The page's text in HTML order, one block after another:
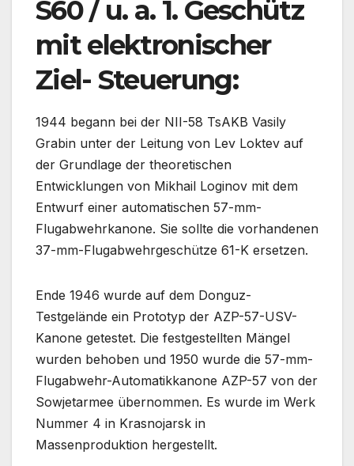
S60 / u. a. 1. Geschütz
mit elektronischer
Ziel- Steuerung:
1944 begann bei der NII-58 TsAKB Vasily
Grabin unter der Leitung von Lev Loktev auf
der Grundlage der theoretischen
Entwicklungen von Mikhail Loginov mit dem
Entwurf einer automatischen 57-mm-
Flugabwehrkanone. Sie sollte die vorhandenen
37-mm-Flugabwehrgeschütze 61-K ersetzen.
Ende 1946 wurde auf dem Donguz-
Testgelände ein Prototyp der AZP-57-USV-
Kanone getestet. Die festgestellten Mängel
wurden behoben und 1950 wurde die 57-mm-
Flugabwehr-Automatikkanone AZP-57 von der
Sowjetarmee übernommen. Es wurde im Werk
Nummer 4 in Krasnojarsk in
Massenproduktion hergestellt.